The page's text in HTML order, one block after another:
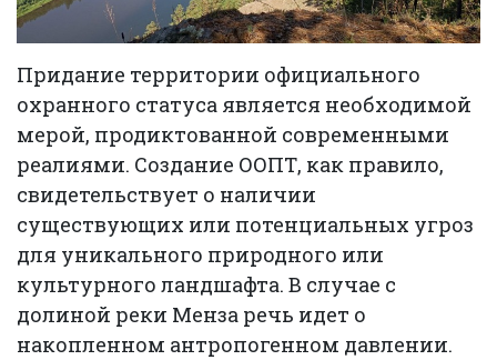
Придание территории официального
охранного статуса является необходимой
мерой, продиктованной современными
реалиями. Создание ООПТ, как правило,
свидетельствует о наличии
существующих или потенциальных угроз
для уникального природного или
культурного ландшафта. В случае с
долиной реки Менза речь идет о
накопленном антропогенном давлении.